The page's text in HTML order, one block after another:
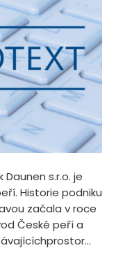
Daunen s.r.o. je
Historie podniku
začala v roce
České peří a